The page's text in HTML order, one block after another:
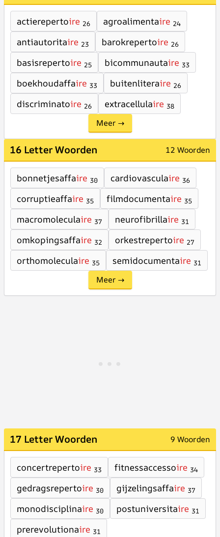
actierepertoire 26 agroalimentaire 24
antiautoritaire 23 barokrepertoire 26
basisrepertoire 25 bicommunautaire 33
boekhoudaffaire 33 buitenliteraire 26
discriminatoire 26 extracellulaire 38
Meer →
16 Letter Woorden 12 Woorden
bonnetjesaffaire 30 cardiovasculaire 36
corruptieaffaire 35 filmdocumentaire 35
macromoleculaire 37 neurofibrillaire 31
omkopingsaffaire 32 orkestrepertoire 27
orthomoleculaire 35 semidocumentaire 31
Meer →
17 Letter Woorden 9 Woorden
concertrepertoire 33 fitnessaccessoire 34
gedragsrepertoire 30 gijzelingsaffaire 37
monodisciplinaire 30 postuniversitaire 31
prerevolutionaire 31